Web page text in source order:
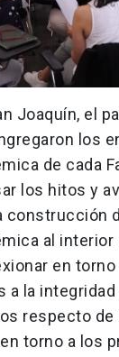
Joaquín, el
los
de cada
los hitos y
construcción
al interior
en
a la
respecto de
torno a los